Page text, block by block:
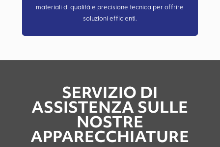
materiali di qualità e precisione tecnica per offrire
soluzioni efficienti.
SERVIZIO DI
ASSISTENZA SULLE
NOSTRE
APPARECCHIATURE